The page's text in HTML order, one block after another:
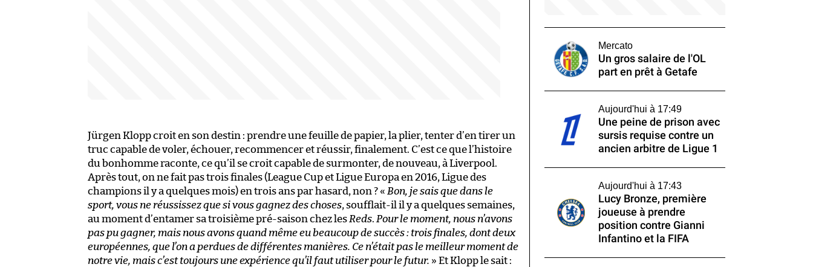
Jürgen Klopp croit en son destin : prendre une feuille de papier, la plier, tenter d’en tirer un
truc capable de voler, échouer, recommencer et réussir, finalement. C’est ce que l’histoire
du bonhomme raconte, ce qu’il se croit capable de surmonter, de nouveau, à Liverpool.
Après tout, on ne fait pas trois finales (League Cup et Ligue Europa en 2016, Ligue des
champions il y a quelques mois) en trois ans par hasard, non ? « Bon, je sais que dans le
sport, vous ne réussissez que si vous gagnez des choses, soufflait-il il y a quelques semaines,
au moment d’entamer sa troisième pré-saison chez les Reds. Pour le moment, nous n’avons
pas pu gagner, mais nous avons quand même eu beaucoup de succès : trois finales, dont deux
européennes, que l’on a perdues de différentes manières. Ce n’était pas le meilleur moment de
notre vie, mais c’est toujours une expérience qu’il faut utiliser pour le futur. » Et Klopp le sait :
Mercato
Un gros salaire de l'OL
part en prêt à Getafe
Aujourd'hui à 17:49
Une peine de prison avec
sursis requise contre un
ancien arbitre de Ligue 1
Aujourd'hui à 17:43
Lucy Bronze, première
joueuse à prendre
position contre Gianni
Infantino et la FIFA